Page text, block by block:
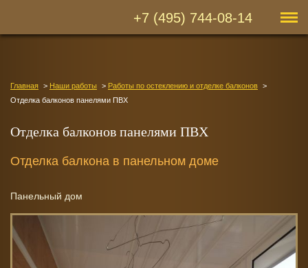
+7 (495) 744-08-14
Главная Наши работы
Работы по остеклению и отделке балконов
Отделка балконов панелями ПВХ
Отделка балконов панелями ПВХ
Отделка балкона в панельном доме
Панельный дом